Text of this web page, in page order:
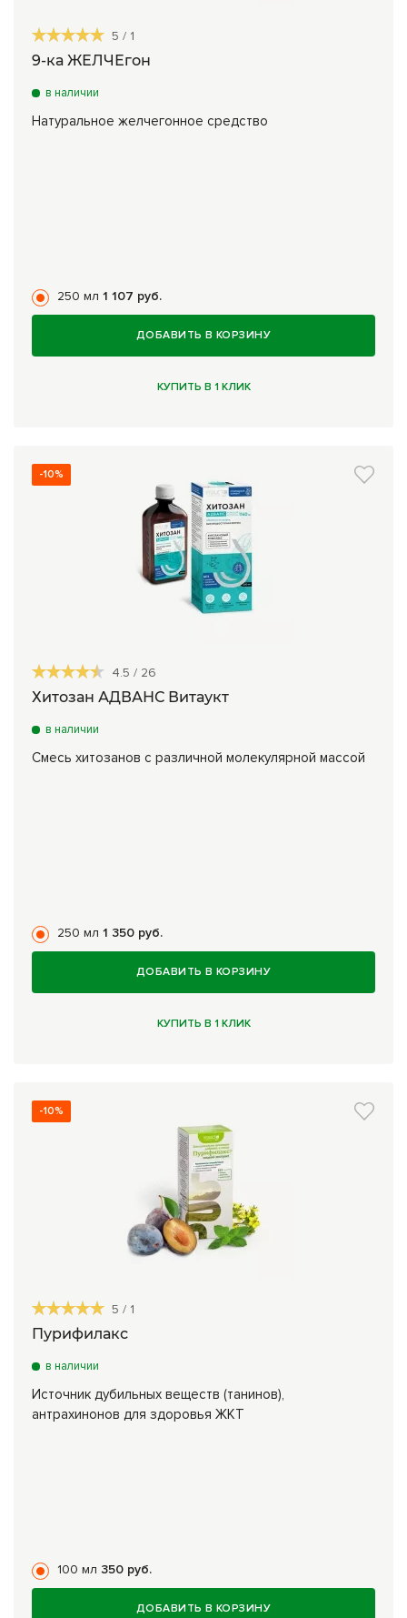
5 / 1
9-ка ЖЕЛЧЕгон
в наличии
Натуральное желчегонное средство
250 мл 1 107 руб.
ДОБАВИТЬ В КОРЗИНУ
КУПИТЬ В 1 КЛИК
-10%
4.5 / 26
Хитозан АДВАНС Витаукт
в наличии
Смесь хитозанов с различной молекулярной массой
250 мл 1 350 руб.
ДОБАВИТЬ В КОРЗИНУ
КУПИТЬ В 1 КЛИК
-10%
5 / 1
Пурифилакс
в наличии
Источник дубильных веществ (танинов),
антрахинонов для здоровья ЖКТ
100 мл 350 руб.
ДОБАВИТЬ В КОРЗИНУ